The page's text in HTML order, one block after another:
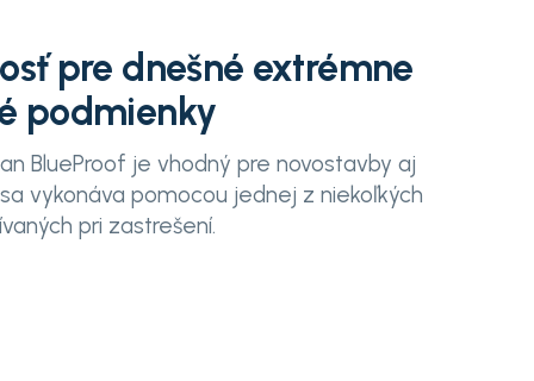
pre dnešné extrémne
podmienky
BlueProof je vhodný pre novostavby aj
vykonáva pomocou jednej z niekoľkých
pri zastrešení.